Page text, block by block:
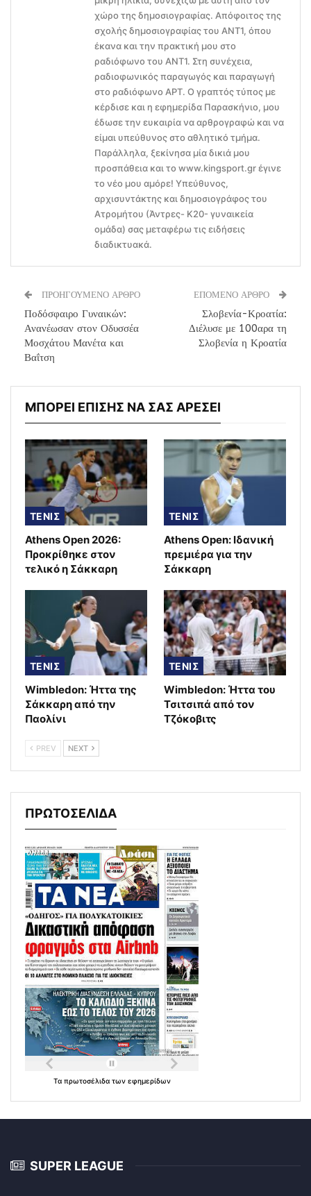
χώρο της δημοσιογραφίας. Απόφοιτος της
σχολής δημοσιογραφίας του ΑΝΤ1, όπου
έκανα και την πρακτική μου στο
ραδιόφωνο του ΑΝΤ1. Στη συνέχεια,
ραδιοφωνικός παραγωγός και παραγωγή
στο ραδιόφωνο ΑΡΤ. Ο γραπτός τύπος με
κέρδισε και η εφημερίδα Παρασκήνιο, μου
έδωσε την ευκαιρία να αρθρογραφώ και να
είμαι υπεύθυνος στο αθλητικό τμήμα.
Παράλληλα, ξεκίνησα μία δικιά μου
προσπάθεια και το www.kingsport.gr έγινε
το νέο μου αμόρε! Υπεύθυνος,
αρχισυντάκτης και δημοσιογράφος του
Ατρομήτου (Άντρες- Κ20- γυναικεία
ομάδα) σας μεταφέρω τις ειδήσεις
διαδικτυακά.
ΠΡΟΗΓΟΥΜΕΝΟ ΑΡΘΡΟ
Ποδόσφαιρο Γυναικών:
Ανανέωσαν στον Οδυσσέα
Μοσχάτου Μανέτα και
Βαΐτση
ΕΠΟΜΕΝΟ ΑΡΘΡΟ
Σλοβενία-Κροατία:
Διέλυσε με 100αρα τη
Σλοβενία η Κροατία
ΜΠΟΡΕΙ ΕΠΙΣΗΣ ΝΑ ΣΑΣ ΑΡΕΣΕΙ
ΤΕΝΙΣ
Athens Open 2026:
Προκρίθηκε στον
τελικό η Σάκκαρη
ΤΕΝΙΣ
Athens Open: Ιδανική
πρεμιέρα για την
Σάκκαρη
ΤΕΝΙΣ
Wimbledon: Ήττα της
Σάκκαρη από την
Παολίνι
ΤΕΝΙΣ
Wimbledon: Ήττα του
Τσιτσιπά από τον
Τζόκοβιτς
PREV NEXT
ΠΡΩΤΟΣΕΛΙΔΑ
Τα πρωτοσέλιδα των εφημερίδων
SUPER LEAGUE